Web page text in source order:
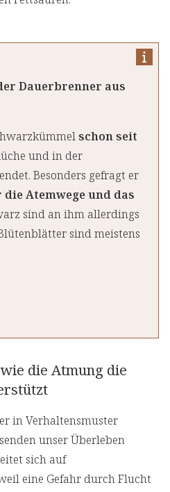
Dauerbrenner aus
schon seit
und in der
Besonders gefragt er
Atemwege und das
sind an ihm allerdings
sind meistens
die Atmung die
in Verhaltensmuster
unser Überleben
sich auf
eine Gefahr durch Flucht